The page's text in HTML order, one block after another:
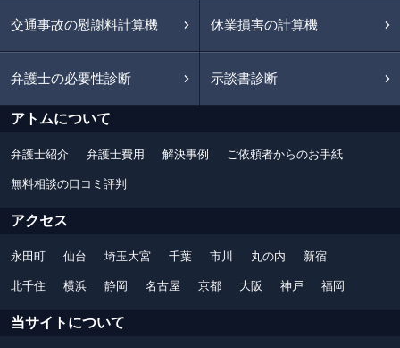
交通事故の慰謝料計算機 休業損害の計算機
弁護士の必要性診断 示談書診断
アトムについて
弁護士紹介 弁護士費用 解決事例 ご依頼者からのお手紙
無料相談の口コミ評判
アクセス
永田町 仙台 埼玉大宮 千葉 市川 丸の内 新宿
北千住 横浜 静岡 名古屋 京都 大阪 神戸 福岡
当サイトについて